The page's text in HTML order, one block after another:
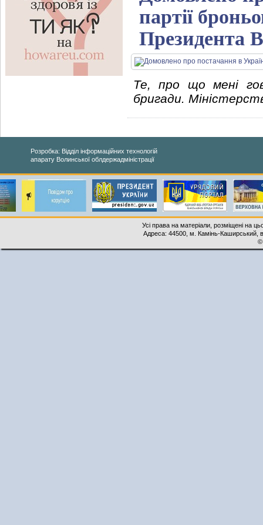
партії
Президента
Те, про що мені
бригади.
Розробка: Відділ інформаційних технологій
апарату Волинської облдержадміністрації
Усі права на матеріали, розміщені на
Адреса: 44500, м. Камінь-Каширський,
©